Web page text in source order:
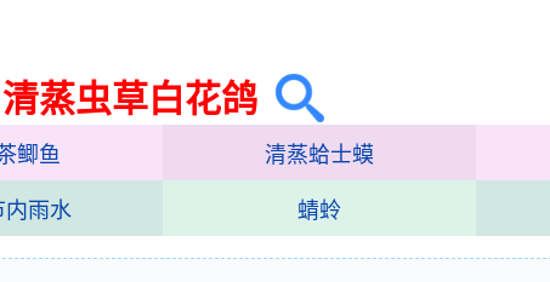
清蒸虫草白花鸽
鲫鱼 清蒸蛤士蟆
内雨水 蜻蛉